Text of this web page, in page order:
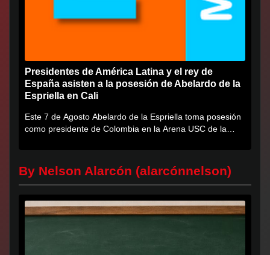
Presidentes de América Latina y el rey de
España asisten a la posesión de Abelardo de la
Espriella en Cali
Este 7 de Agosto Abelardo de la Espriella toma posesión
como presidente de Colombia en la Arena USC de la
By Nelson Alarcón (alarcónnelson)